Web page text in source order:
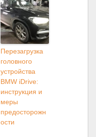
Перезагрузка
головного
устройства
BMW iDrive:
инструкция и
меры
предосторожн
ости